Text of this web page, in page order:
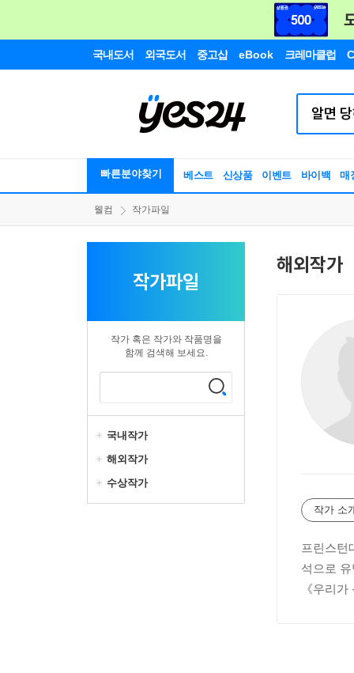
국내도서 외국도서 중고샵 eBook 크레마클럽
빠른분야찾기 베스트 신상품 이벤트 바이백 매
웰컴 작가파일
작가파일
작가 혹은 작가와 작품명을
함께 검색해 보세요.
국내작가
해외작가
수상작가
해외작가
작가 소
프린스턴
석으로
《우리